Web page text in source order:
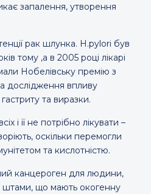
запалення, утворення
рак шлунка. H.pylori був
тому ,а в 2005 році лікарі
Нобелівську премію з
дослідження впливу
та виразки.
і її не потрібно лікувати –
оскільки перемогли
та кислотністю.
канцероген для людини,
штами, що мають окогенну